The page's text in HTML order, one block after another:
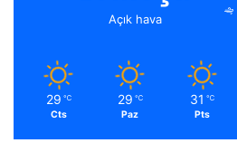
Açık hava
29 ℃
Cts
29 ℃
Paz
31 ℃
Pts